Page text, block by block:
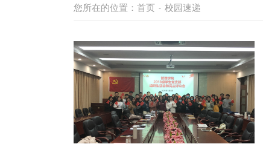
您所在的位置： 首页 - 校园速递